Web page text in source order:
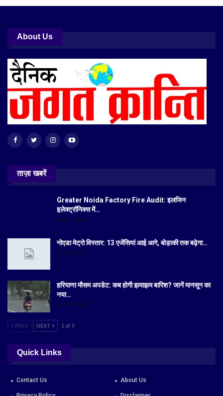
About Us
ताज़ा खबरें
Greater Noida Factory Fire Audit: इलजिन
इलेक्ट्रॉनिक्स में…
Aug 6, 2026
नोएडा मेट्रो विस्तार: 13 एजेंसियां आई आगे, बोड़ाकी तक बढ़ेगा…
Jul 19, 2026
हरियाणा मौसम अपडेट: कब होगी झमाझम बारिश? जानें मानसून का
नया…
Jul 18, 2026
PREV NEXT 1 of 5
Quick Links
Contact Us About Us